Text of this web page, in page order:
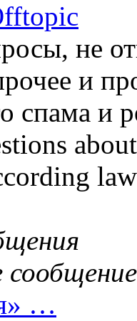
не
и
спама и
сообщение
…